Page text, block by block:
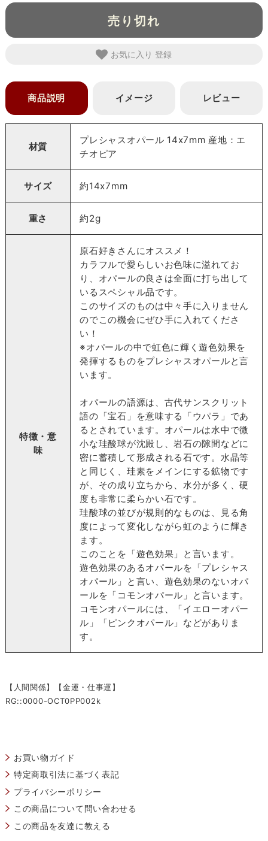
売り切れ
お気に入り
商品説明 イメージ レビュー
材質
プレシャスオパール 14x7mm 産地：エ
チオピア
サイズ 約14x7mm
重さ 約2g
特徴・意
味
原石好きさんにオススメ！
カラフルで愛らしいお色味に溢れてお
り、オパールの良さは全面に打ち出して
いるスペシャル品です。
このサイズのものは中々手に入りません
のでこの機会にぜひ手に入れてくださ
い！
※オパールの中で虹色に輝く遊色効果を
発揮するものをプレシャスオパールと言
います。
オパールの語源は、古代サンスクリット
語の「宝石」を意味する「ウパラ」であ
るとされています。オパールは水中で微
小な珪酸球が沈殿し、岩石の隙間などに
密に蓄積して形成される石です。水晶等
と同じく、珪素をメインにする鉱物です
が、その成り立ちから、水分が多く、硬
度も非常に柔らかい石です。
珪酸球の並びが規則的なものは、見る角
度によって変化しながら虹のように輝き
ます。
このことを「遊色効果」と言います。
遊色効果のあるオパールを「プレシャス
オパール」と言い、遊色効果のないオパ
ールを「コモンオパール」と言います。
コモンオパールには、「イエローオパー
ル」「ピンクオパール」などがありま
す。
【人間関係】【金運・仕事運】
RG::0000-OCT0PP002k
お買い物ガイド
特定商取引法に基づく表記
プライバシーポリシー
この商品について問い合わせる
この商品を友達に教える